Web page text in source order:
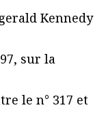
Kennedy
sur la
le n° 317 et